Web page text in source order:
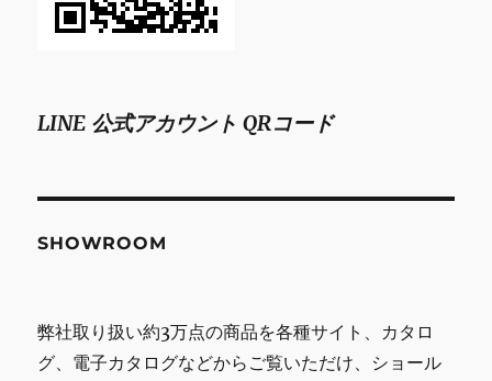
LINE 公式アカウント QRコード
SHOWROOM
弊社取り扱い約3万点の商品を各種サイト、カタロ
グ、電子カタログなどからご覧いただけ、ショール